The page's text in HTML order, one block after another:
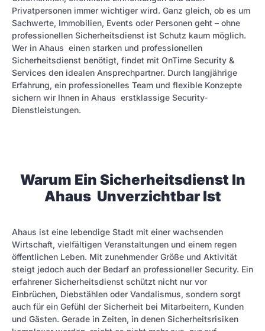
Privatpersonen immer wichtiger wird. Ganz gleich, ob es um
Sachwerte, Immobilien, Events oder Personen geht – ohne
professionellen Sicherheitsdienst ist Schutz kaum möglich.
Wer in Ahaus einen starken und professionellen
Sicherheitsdienst benötigt, findet mit OnTime Security &
Services den idealen Ansprechpartner. Durch langjährige
Erfahrung, ein professionelles Team und flexible Konzepte
sichern wir Ihnen in Ahaus erstklassige Security-
Dienstleistungen.
Warum Ein Sicherheitsdienst In
Ahaus Unverzichtbar Ist
Ahaus ist eine lebendige Stadt mit einer wachsenden
Wirtschaft, vielfältigen Veranstaltungen und einem regen
öffentlichen Leben. Mit zunehmender Größe und Aktivität
steigt jedoch auch der Bedarf an professioneller Security. Ein
erfahrener Sicherheitsdienst schützt nicht nur vor
Einbrüchen, Diebstählen oder Vandalismus, sondern sorgt
auch für ein Gefühl der Sicherheit bei Mitarbeitern, Kunden
und Gästen. Gerade in Zeiten, in denen Sicherheitsrisiken